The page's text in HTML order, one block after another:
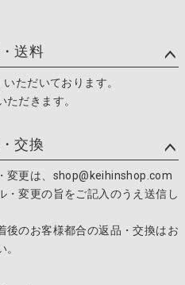
送料
ただいております。
だきます。
交換
変更は、shop@keihinshop.com
・変更の旨をご記入のうえ送信し
後のお客様都合の返品・交換はお